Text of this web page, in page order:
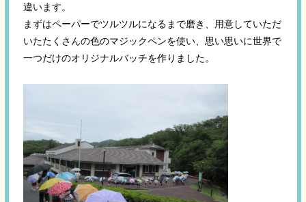
違います。
まずはペーパーでツルツルになるまで磨き、用意していただ
いたたくさんの色のマジックペンを使い、思い思いに世界で
一つだけのオリジナルバッチを作りました。